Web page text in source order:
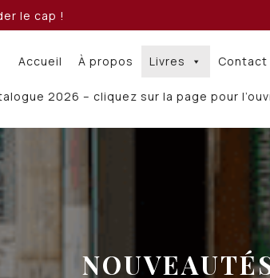
le cap !
Accueil À propos Livres Contact
2026 – cliquez sur la page pour